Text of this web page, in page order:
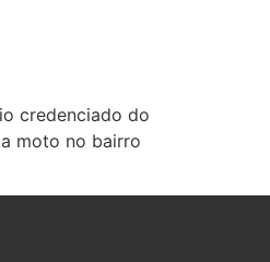
credenciado do
moto no bairro